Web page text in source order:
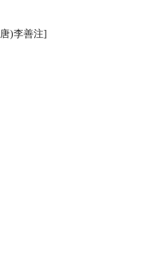
)李善注]